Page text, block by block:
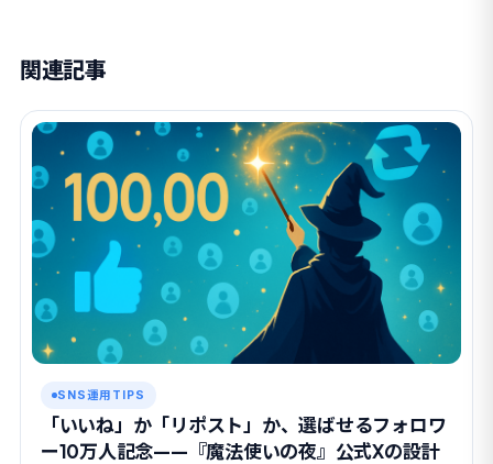
関連記事
SNS運用TIPS
「いいね」か「リポスト」か、選ばせるフォロワ
ー10万人記念——『魔法使いの夜』公式Xの設計